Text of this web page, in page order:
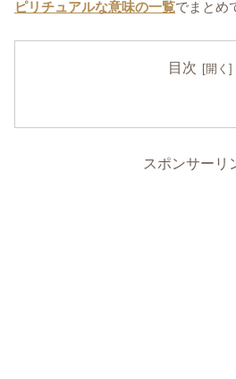
ピリチュアルな意味の一覧でまとめ
目次
スポンサーリ